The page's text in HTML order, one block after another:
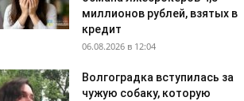
миллионов рублей, взятых в
кредит
06.08.2026 в 12:04
Волгоградка вступилась за
чужую собаку, которую